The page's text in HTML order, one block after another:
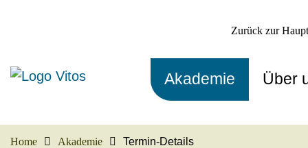
Zurück zur
Akademie Über
Home Akademie Termin-Details